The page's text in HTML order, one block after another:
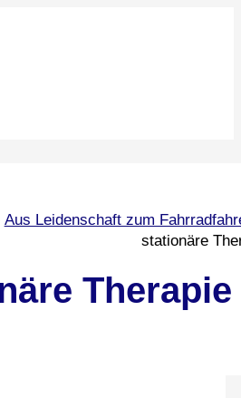
Aus Leidenschaft zum
stationäre
Therapie